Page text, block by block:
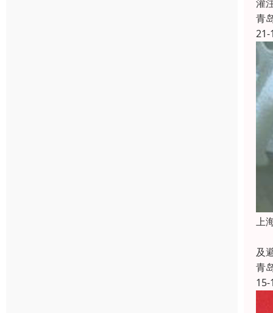
灌
青
21-
上
及
青
15-